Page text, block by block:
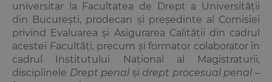
universitar la Facultatea de Drept a Universității
din București, prodecan și președinte al Comisiei
privind Evaluarea și Asigurarea Calității din cadrul
acestei Facultăți, precum și formator colaborator în
cadrul Institutului Național al Magistraturii,
disciplinele Drept penal și drept procesual penal–